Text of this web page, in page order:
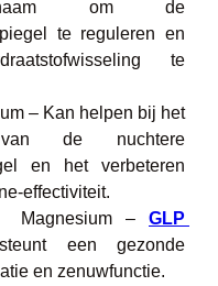
om de
te reguleren en
te
– Kan helpen bij het
de nuchtere
en het verbeteren
effectiviteit.
Magnesium – GLP
een gezonde
en zenuwfunctie.